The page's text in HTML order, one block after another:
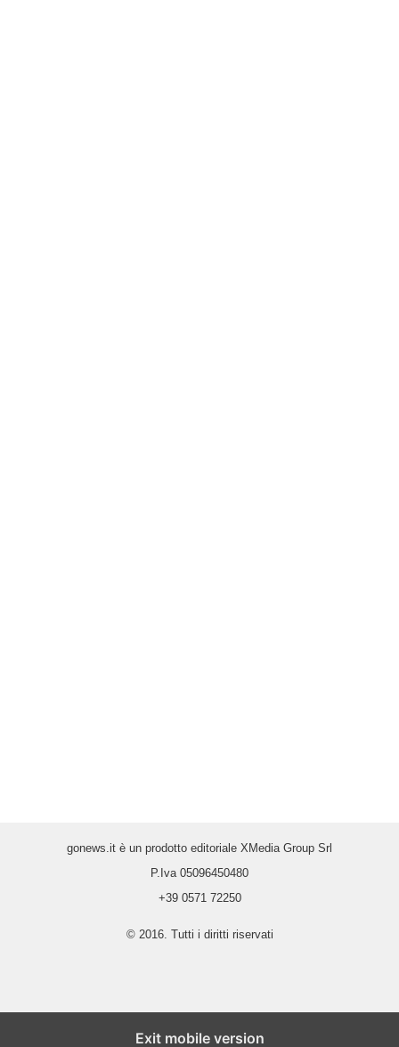
gonews.it è un prodotto editoriale XMedia Group Srl
P.Iva 05096450480
+39 0571 72250
© 2016. Tutti i diritti riservati
Exit mobile version